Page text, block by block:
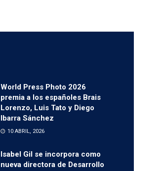
World Press Photo 2026
premia a los españoles Brais
Lorenzo, Luis Tato y Diego
Ibarra Sánchez
10 ABRIL, 2026
Isabel Gil se incorpora como
nueva directora de Desarrollo